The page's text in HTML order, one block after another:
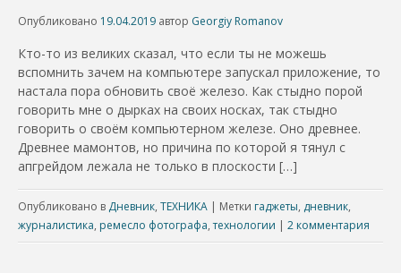
Опубликовано 19.04.2019 автор Georgiy Romanov
Кто-то из великих сказал, что если ты не можешь
вспомнить зачем на компьютере запускал приложение, то
настала пора обновить своё железо. Как стыдно порой
говорить мне о дырках на своих носках, так стыдно
говорить о своём компьютерном железе. Оно древнее.
Древнее мамонтов, но причина по которой я тянул с
апгрейдом лежала не только в плоскости […]
Опубликовано в Дневник, ТЕХНИКА | Метки гаджеты, дневник,
журналистика, ремесло фотографа,технологии | 2 комментария